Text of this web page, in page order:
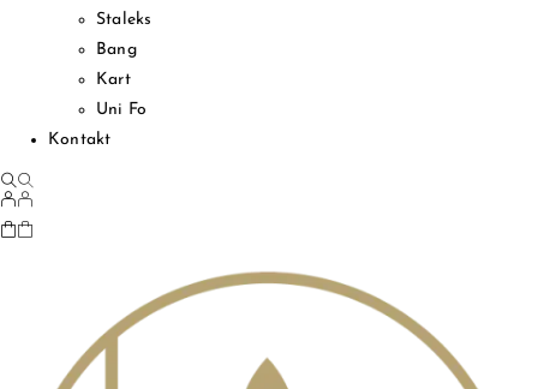
Staleks
Bang
Kart
Uni Fo
Kontakt